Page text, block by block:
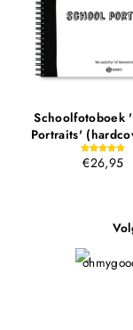
Schoolfotoboek
Portraits'
€26,95